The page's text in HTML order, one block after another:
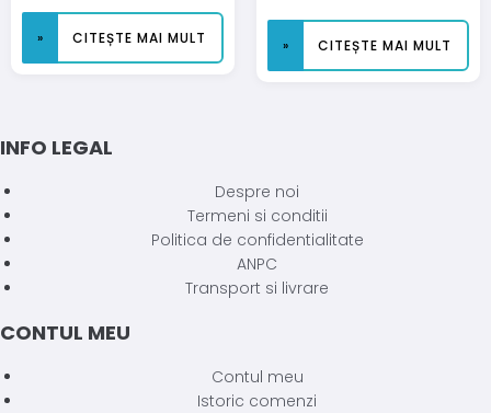
CITEȘTE MAI MULT CITEȘTE MAI MULT
INFO LEGAL
Despre noi
Termeni si conditii
Politica de confidentialitate
ANPC
Transport si livrare
CONTUL MEU
Contul meu
Istoric comenzi